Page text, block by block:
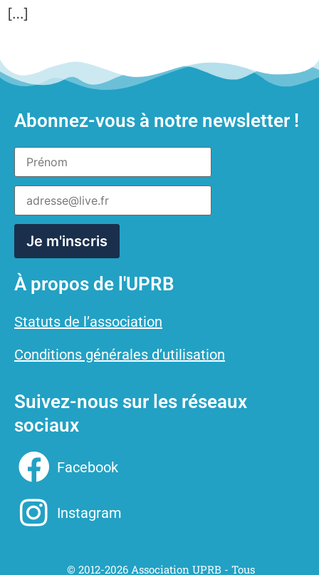
[…]
Abonnez-vous à notre newsletter !
À propos de l'UPRB
Statuts de l’association
Conditions générales d’utilisation
Suivez-nous sur les réseaux
sociaux
Facebook
Instagram
© 2012-2026 Association UPRB - Tous